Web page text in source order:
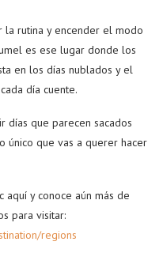
la rutina y encender el modo
es ese lugar donde los
en los días nublados y el
día cuente.
días que parecen sacados
único que vas a querer hacer
aquí y conoce aún más de
para visitar:
regions